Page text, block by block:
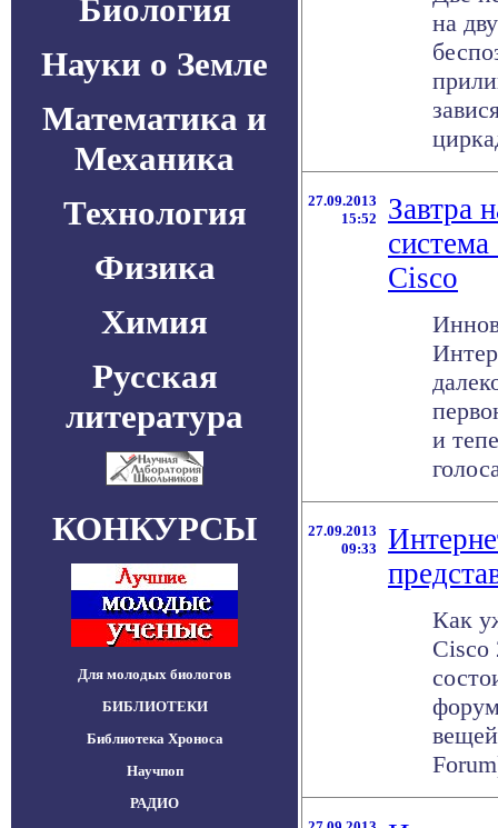
Биология
Науки о Земле
Математика и
Механика
Технология
Физика
Химия
Русская
литература
КОНКУРСЫ
Для молодых биологов
БИБЛИОТЕКИ
Библиотека Хроноса
Научпоп
РАДИО
на
27.09.2013
15:52
Завтра
Cisco
и
27.09.2013
09:33
Как
Cisco